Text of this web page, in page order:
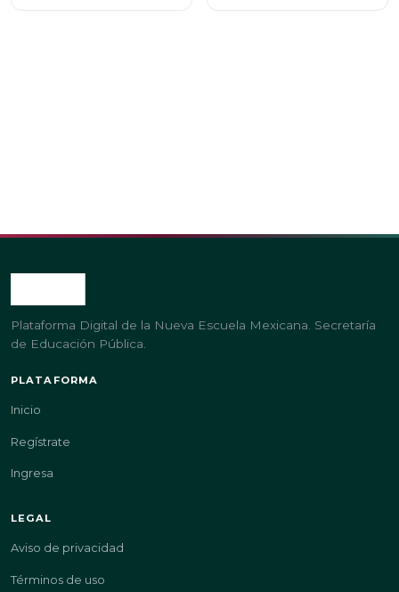
Plataforma Digital de la Nueva Escuela Mexicana. Secretaría
de Educación Pública.
PLATAFORMA
Inicio
Regístrate
Ingresa
LEGAL
Aviso de privacidad
Términos de uso